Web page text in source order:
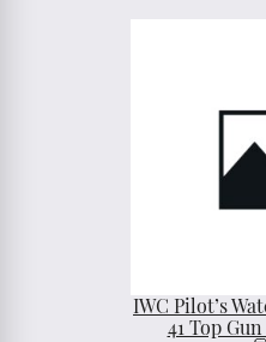
IWC Pilot’s
41 Top